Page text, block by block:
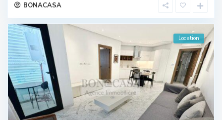
BONACASA
Location